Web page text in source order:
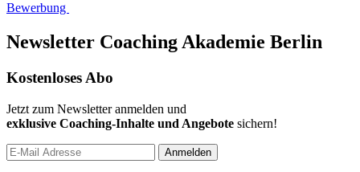
Bewerbung
Newsletter Coaching Akademie Berlin
Kostenloses Abo
Jetzt zum Newsletter anmelden und
exklusive Coaching-Inhalte und Angebote sichern!
Anmelden